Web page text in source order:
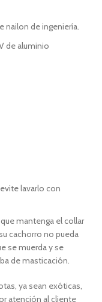
nailon de ingeniería.
de aluminio
lavarlo con
mantenga el collar
cachorro no pueda
se muerda y se
de masticación.
ya sean exóticas,
atención al cliente